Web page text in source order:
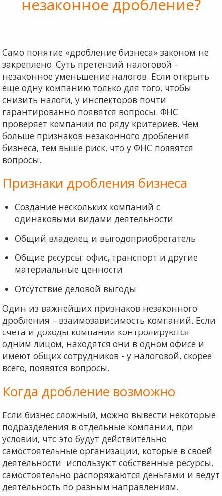
незаконное дробление?
Само понятие «дробление бизнеса» законом не
закреплено. Суть претензий налоговой –
незаконное уменьшение налогов. Если открыть
еще одну компанию только для того, чтобы
снизить налоги, у инспекторов почти
гарантированно появятся вопросы. ФНС
проверяет компании по ряду критериев. Чем
больше признаков незаконного дробления
бизнеса, тем выше риск, что у ФНС появятся
вопросы.
Признаки дробления бизнеса
Создание нескольких компаний с
одинаковыми видами деятельности
Общий владелец и выгодоприобретатель
Общие ресурсы: офис, транспорт и другие
материальные ценности
Отсутствие деловой выгоды
Один из важнейших признаков незаконного
дробления – взаимозависимость компаний. Если
счета и доходы компании контролируются
одним лицом, находятся они в одном офисе и
имеют общих сотрудников - у налоговой, скорее
всего, появятся вопросы.
Когда дробление возможно
Если бизнес сложный, можно вывести некоторые
подразделения в отдельные компании, при
условии, что это будут действительно
самостоятельные организации, которые в своей
деятельности используют собственные ресурсы,
самостоятельно распоряжаются деньгами и ведут
деятельность по разным направлениям.